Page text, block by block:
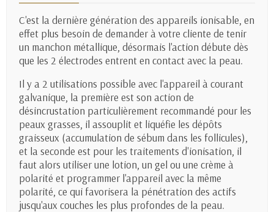
C'est la dernière génération des appareils ionisable, en
effet plus besoin de demander à votre cliente de tenir
un manchon métallique, désormais l'action débute dès
que les 2 électrodes entrent en contact avec la peau.
Il y a 2 utilisations possible avec l'appareil à courant
galvanique, la première est son action de
désincrustation particulièrement recommandé pour les
peaux grasses, il assouplit et liquéfie les dépôts
graisseux (accumulation de sébum dans les follicules),
et la seconde est pour les traitements d'ionisation, il
faut alors utiliser une lotion, un gel ou une crème à
polarité et programmer l'appareil avec la même
polarité, ce qui favorisera la pénétration des actifs
jusqu'aux couches les plus profondes de la peau.